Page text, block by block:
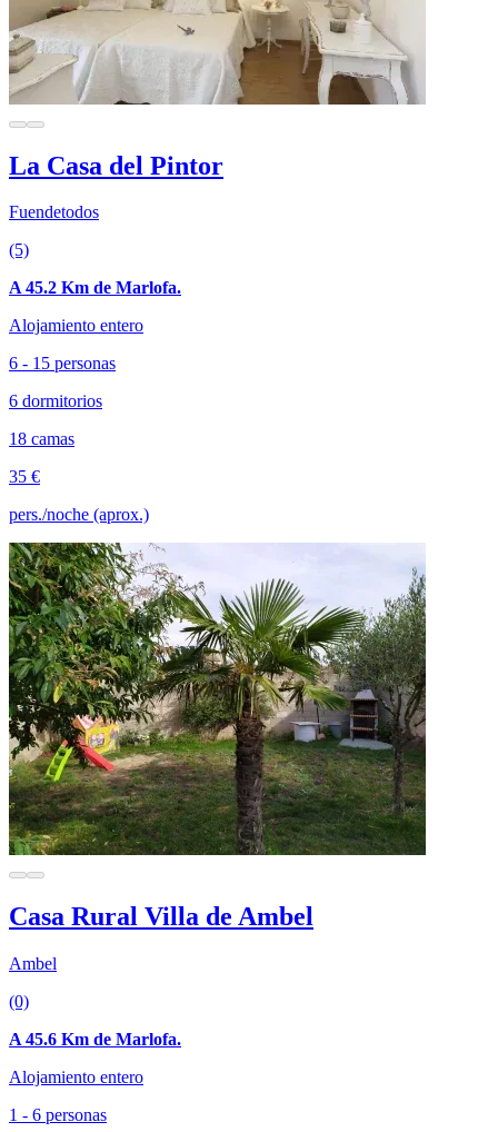
La Casa del Pintor
Fuendetodos
(5)
A 45.2 Km de Marlofa.
Alojamiento entero
6 - 15 personas
6 dormitorios
18 camas
35 €
pers./noche (aprox.)
Casa Rural Villa de Ambel
Ambel
(0)
A 45.6 Km de Marlofa.
Alojamiento entero
1 - 6 personas